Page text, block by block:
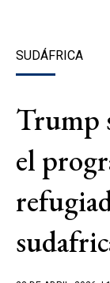
SUDÁFRICA
Trump
el